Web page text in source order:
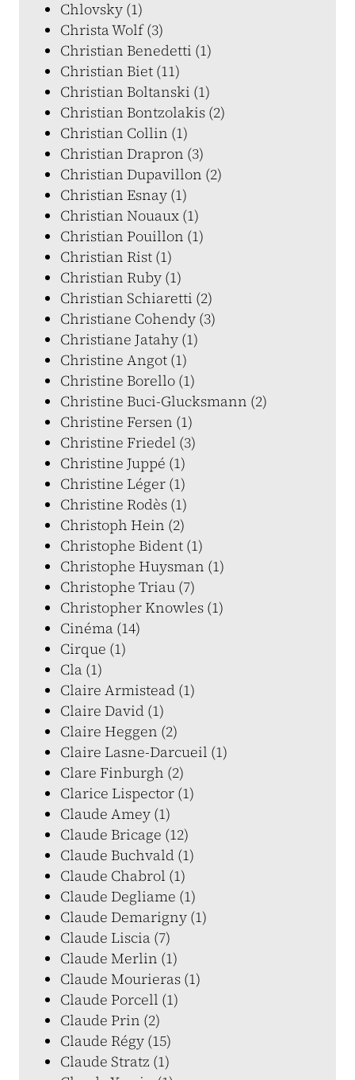
Chlovsky (1)
Christa Wolf (3)
Christian Benedetti (1)
Christian Biet (11)
Christian Boltanski (1)
Christian Bontzolakis (2)
Christian Collin (1)
Christian Drapron (3)
Christian Dupavillon (2)
Christian Esnay (1)
Christian Nouaux (1)
Christian Pouillon (1)
Christian Rist (1)
Christian Ruby (1)
Christian Schiaretti (2)
Christiane Cohendy (3)
Christiane Jatahy (1)
Christine Angot (1)
Christine Borello (1)
Christine Buci-Glucksmann (2)
Christine Fersen (1)
Christine Friedel (3)
Christine Juppé (1)
Christine Léger (1)
Christine Rodès (1)
Christoph Hein (2)
Christophe Bident (1)
Christophe Huysman (1)
Christophe Triau (7)
Christopher Knowles (1)
Cinéma (14)
Cirque (1)
Cla (1)
Claire Armistead (1)
Claire David (1)
Claire Heggen (2)
Claire Lasne-Darcueil (1)
Clare Finburgh (2)
Clarice Lispector (1)
Claude Amey (1)
Claude Bricage (12)
Claude Buchvald (1)
Claude Chabrol (1)
Claude Degliame (1)
Claude Demarigny (1)
Claude Liscia (7)
Claude Merlin (1)
Claude Mourieras (1)
Claude Porcell (1)
Claude Prin (2)
Claude Régy (15)
Claude Stratz (1)